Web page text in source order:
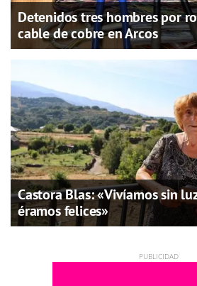
Detenidos tres hombres por
cable de cobre en Arcos
Castora Blas: «Vivíamos sin
éramos felices»